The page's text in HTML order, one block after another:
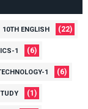
10TH ENGLISH (22)
1 (6)
1 (6)
(1)